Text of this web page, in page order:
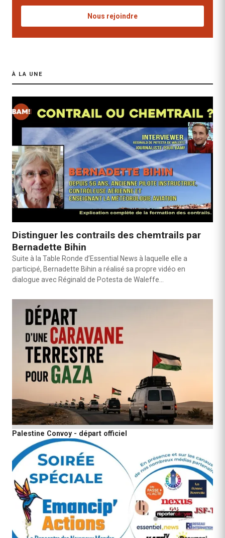
Nous rejoindre
À LA UNE
Distinguer les contrails des chemtrails par
Bernadette Bihin
Suite à la Table Ronde d’Essential News à laquelle elle a
participé, Bernadette Bihin a réalisé sa propre vidéo en
dialogue avec Réginald de Potesta de Waleffe…
Palestine Convoy - départ officiel